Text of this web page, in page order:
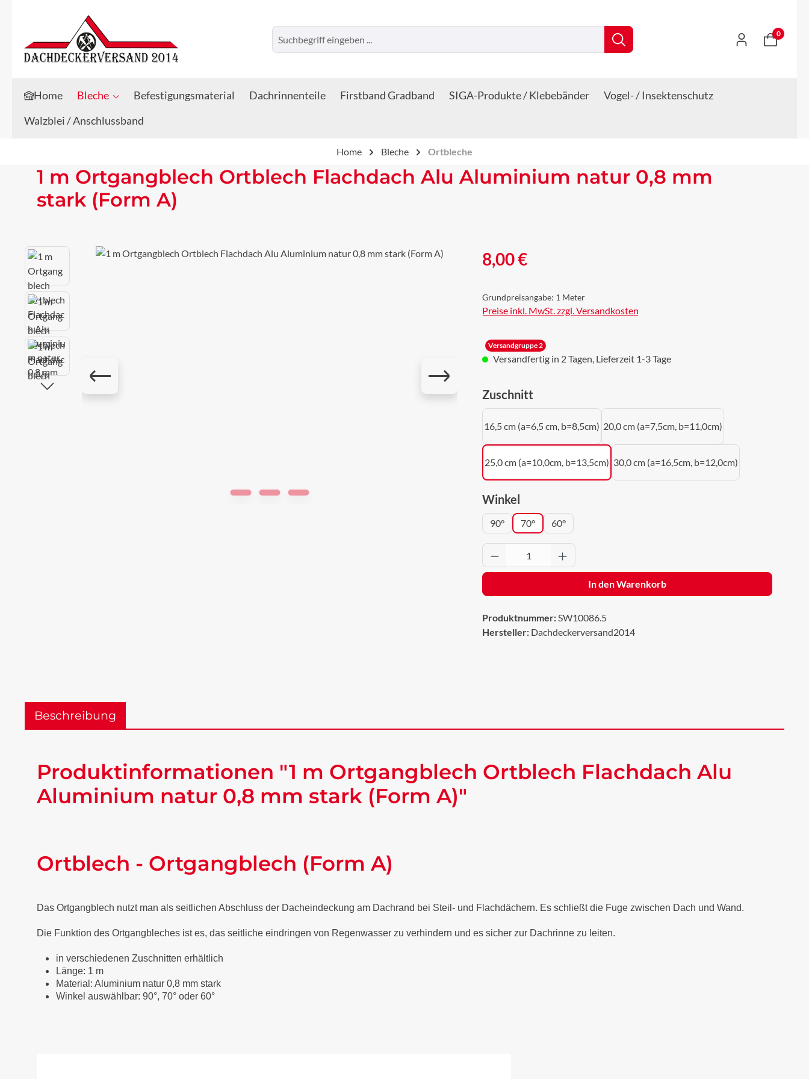
Zum Hauptinhalt springen
Zur Suche springen
0
Home Bleche Befestigungsmaterial Dachrinnenteile Firstband Gradband SIGA-Produkte / Klebebänder
Vogel- / Insektenschutz
Walzblei / Anschlussband
Home Bleche Ortbleche
1 m Ortgangblech Ortblech Flachdach Alu Aluminium natur 0,8 mm
stark (Form A)
Bildergalerie überspringen Regulärer Preis:
8,00 €
Grundpreisangabe: 1 Meter
Preise inkl. MwSt. zzgl. Versandkosten
Versandgruppe 2
Versandfertig in 2 Tagen, Lieferzeit 1-3 Tage
Zuschnittauswählen
16,5 cm (a=6,5 cm, b=8,5cm) 20,0 cm (a=7,5cm, b=11,0cm)
25,0 cm (a=10,0cm, b=13,5cm) 30,0 cm (a=16,5cm, b=12,0cm)
Winkelauswählen
90° 70° 60°
Produkt Anzahl: Gib den gewünschten Wert ein
In den Warenkorb
Produktnummer:SW10086.5
Hersteller: Dachdeckerversand2014
Beschreibung
Produktinformationen "1 m Ortgangblech Ortblech Flachdach Alu
Aluminium natur 0,8 mm stark (Form A)"
Ortblech - Ortgangblech (Form A)
Das Ortgangblech nutzt man als seitlichen Abschluss der Dacheindeckung am Dachrand bei Steil- und Flachdächern. Es schließt die Fuge zwischen Dach und Wand.
Die Funktion des Ortgangbleches ist es, das seitliche eindringen von Regenwasser zu verhindern und es sicher zur Dachrinne zu leiten.
in verschiedenen Zuschnitten erhältlich
Länge: 1 m
Material: Aluminium natur 0,8 mm stark
Winkel auswählbar: 90°, 70° oder 60°